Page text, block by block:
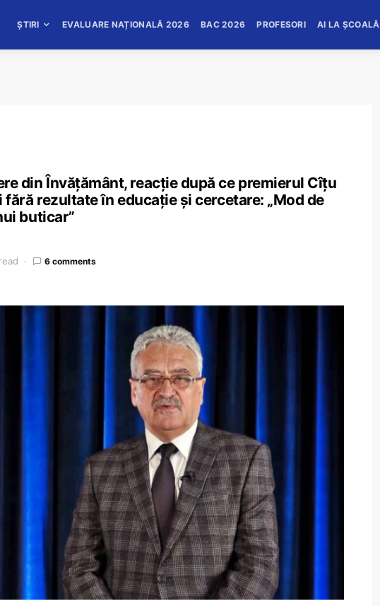
ȘTIRI EVALUARE NAȚIONALĂ 2026 BAC 2026 PROFESORI AI LA ȘCOALĂ
din Învățământ, reacție după ce premierul Cîțu
rezultate în educație și cercetare: „Mod de
buticar”
6 comments